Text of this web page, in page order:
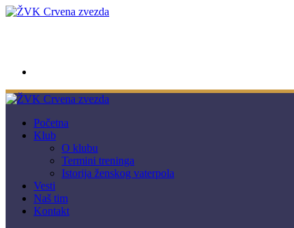
Početna
Klub
O klubu
Termini treninga
Istorija ženskog vaterpola
Vesti
Naš tim
Kontakt